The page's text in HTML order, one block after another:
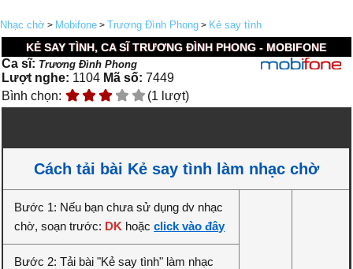
Nhạc chờ > Mobifone > Trương Đình Phong > Kẻ say tình
KẺ SAY TÌNH, CA SĨ TRƯƠNG ĐÌNH PHONG - MOBIFONE
Ca sĩ: Trương Đình Phong
Lượt nghe: 1104 Mã số: 7449
Bình chọn:
(1 lượt)
Cách tải bài Kẻ say tình làm nhạc chờ
Bước 1: Nếu bạn chưa sử dụng dv nhạc
chờ, soạn trước: DK hoặcclick vào đây
Bước 2: Tải bài "Kẻ say tình" làm nhạc